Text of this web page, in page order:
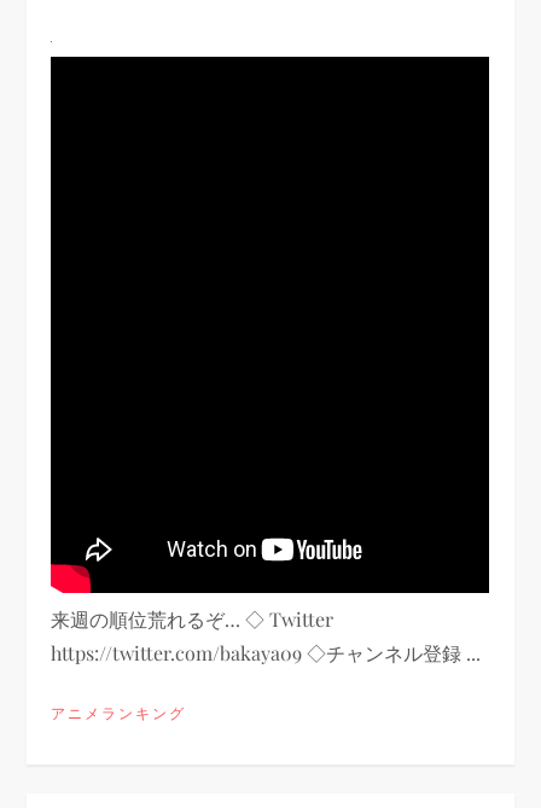
来週の順位荒れるぞ… ◇ Twitter
https://twitter.com/bakaya09 ◇チャンネル登録 ...
アニメランキング